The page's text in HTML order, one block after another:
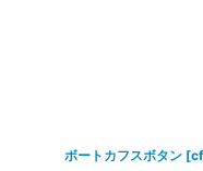
ボートカフスボタン [